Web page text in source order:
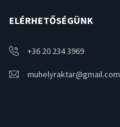
ELÉRHETŐSÉGÜNK
+36 20 234 3969
muhelyraktar@gmail.com